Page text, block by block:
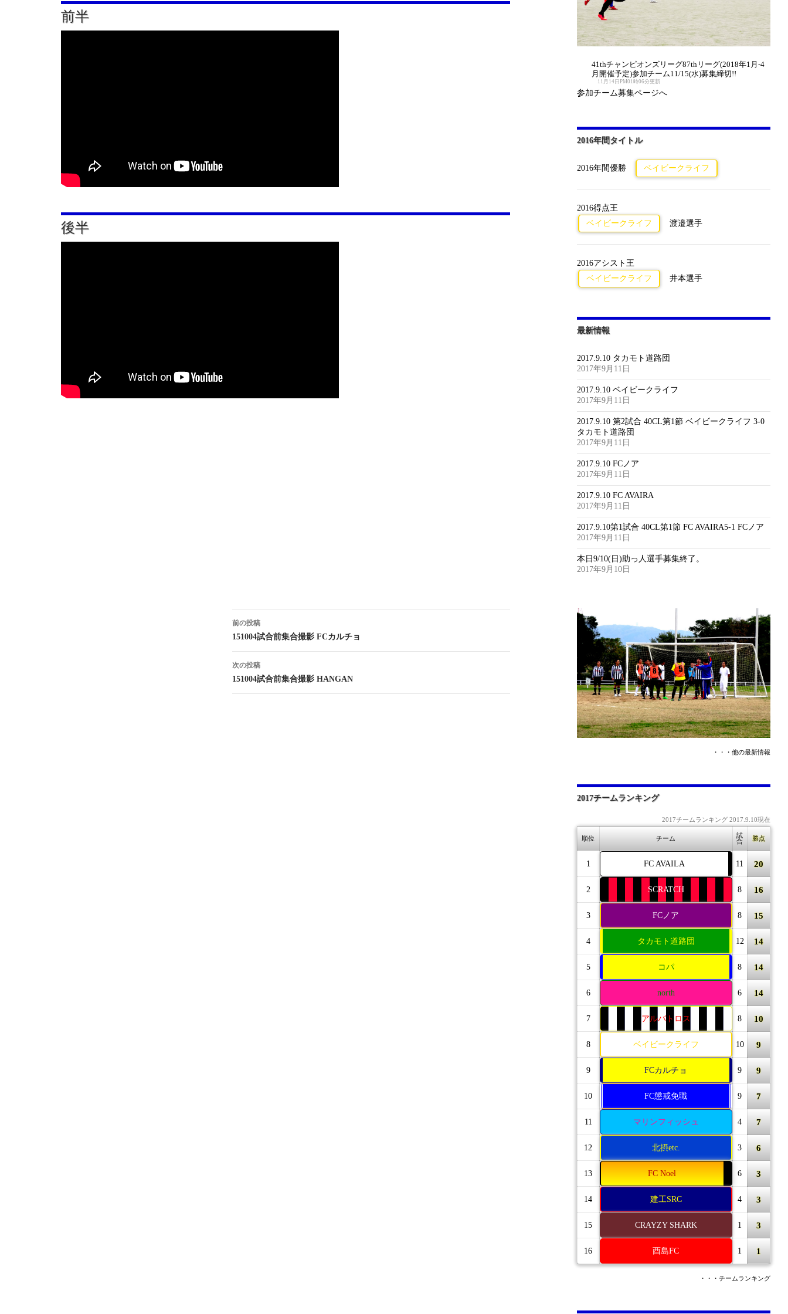
前半
後半
投
稿
ナ
ビ
前の投稿
151004試合前集合撮影 FCカルチョ
次の投稿
151004試合前集合撮影 HANGAN
41thチャンピオンズリーグ87thリーグ(2018年1月-4
月開催予定)参加チーム11/15(水)募集締切!!
11月14日PM01時06分更新
参加チーム募集ページへ
2016年間タイトル
2016年間優勝 ベイビークライフ
2016得点王
ベイビークライフ
渡邉選手
2016アシスト王
ベイビークライフ
井本選手
最新情報
2017.9.10 タカモト道路団
2017年9月11日
2017.9.10 ベイビークライフ
2017年9月11日
2017.9.10 第2試合 40CL第1節 ベイビークライフ 3-0
タカモト道路団
2017年9月11日
2017.9.10 FCノア
2017年9月11日
2017.9.10 FC AVAIRA
2017年9月11日
2017.9.10第1試合 40CL第1節 FC AVAIRA5-1 FCノア
2017年9月11日
本日9/10(日)助っ人選手募集終了。
2017年9月10日
・・・他の最新情報
2017チームランキング
2017チームランキング 2017.9.10現在
順位 チーム
試
合
勝点
1 FC AVAILA 11 20
2 SCRATCH 8 16
3 FCノア 8 15
4 タカモト道路団 12 14
5 コパ 8 14
6 north 6 14
7 アルバトロス 8 10
8 ベイビークライフ 10 9
9 FCカルチョ 9 9
10 FC懲戒免職 9 7
11 マリンフィッシュ 4 7
12 北摂etc. 3 6
13 FC Noel 6 3
14 建工SRC 4 3
15 CRAYZY SHARK 1 3
16 酉島FC 1 1
・・・チームランキング